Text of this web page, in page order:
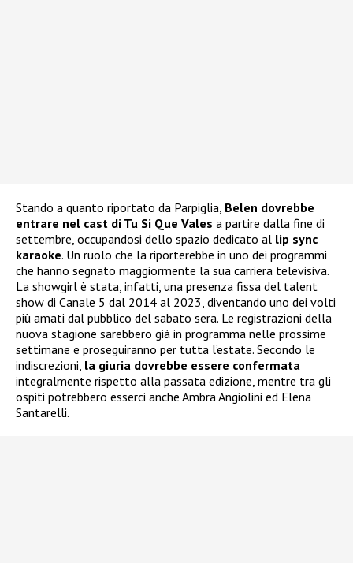
Stando a quanto riportato da Parpiglia, Belen dovrebbe
entrare nel cast di Tu Si Que Vales a partire dalla fine di
settembre, occupandosi dello spazio dedicato al lip sync
karaoke. Un ruolo che la riporterebbe in uno dei programmi
che hanno segnato maggiormente la sua carriera televisiva.
La showgirl è stata, infatti, una presenza fissa del talent
show di Canale 5 dal 2014 al 2023, diventando uno dei volti
più amati dal pubblico del sabato sera. Le registrazioni della
nuova stagione sarebbero già in programma nelle prossime
settimane e proseguiranno per tutta l’estate. Secondo le
indiscrezioni, la giuria dovrebbe essere confermata
integralmente rispetto alla passata edizione, mentre tra gli
ospiti potrebbero esserci anche Ambra Angiolini ed Elena
Santarelli.